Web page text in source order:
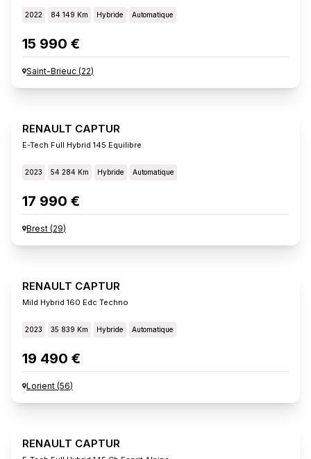
2022 84 149 Km Hybride Automatique
15 990 €
Saint-Brieuc (22)
RENAULT CAPTUR
E-Tech Full Hybrid 145 Equilibre
2023 54 284 Km Hybride Automatique
17 990 €
Brest (29)
RENAULT CAPTUR
Mild Hybrid 160 Edc Techno
2023 35 839 Km Hybride Automatique
19 490 €
Lorient (56)
RENAULT CAPTUR